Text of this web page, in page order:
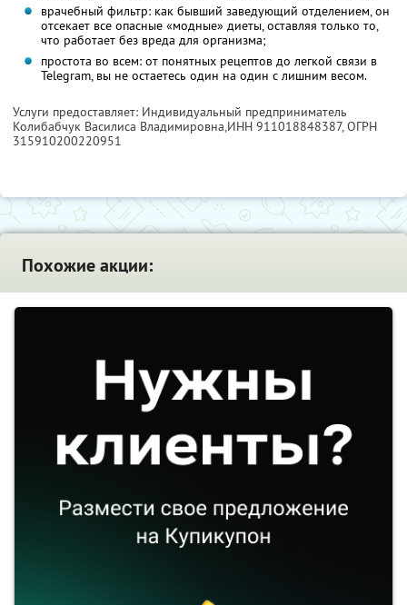
врачебный фильтр: как бывший заведующий отделением, он
отсекает все опасные «модные» диеты, оставляя только то,
что работает без вреда для организма;
простота во всем: от понятных рецептов до легкой связи в
Telegram, вы не остаетесь один на один с лишним весом.
Услуги предоставляет: Индивидуальный предприниматель
Колибабчук Василиса Владимировна,ИНН 911018848387, ОГРН
315910200220951
Похожие акции: